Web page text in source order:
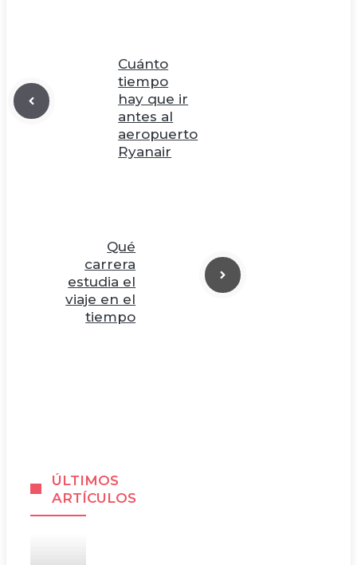
Cuánto
tiempo
hay que ir
antes al
aeropuerto
Ryanair
Qué
carrera
estudia el
viaje en el
tiempo
ÚLTIMOS
ARTÍCULOS